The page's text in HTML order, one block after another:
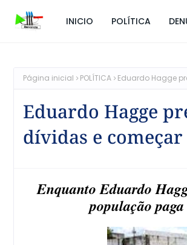
INICIO POLÍTICA
Página inicial POLÍTICA Eduardo Hagge
Eduardo Hagge
dívidas e
Enquanto Eduardo
população